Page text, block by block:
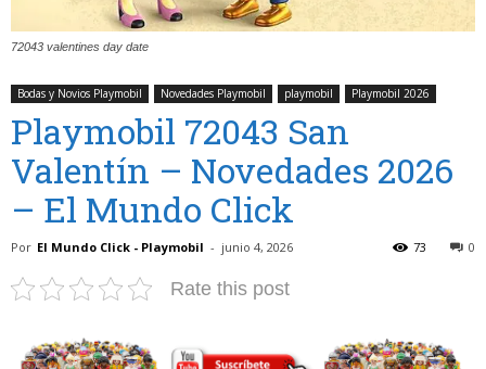
72043 valentines day date
Bodas y Novios Playmobil Novedades Playmobil playmobil Playmobil 2026
Playmobil 72043 San
Valentín – Novedades 2026
– El Mundo Click
Por El Mundo Click - Playmobil - junio 4, 2026 0
73
Rate this post